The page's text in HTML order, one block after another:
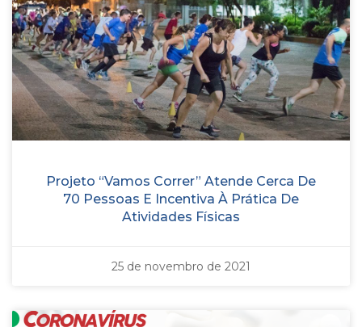
Projeto “Vamos Correr” Atende Cerca De
70 Pessoas E Incentiva À Prática De
Atividades Físicas
25 de novembro de 2021